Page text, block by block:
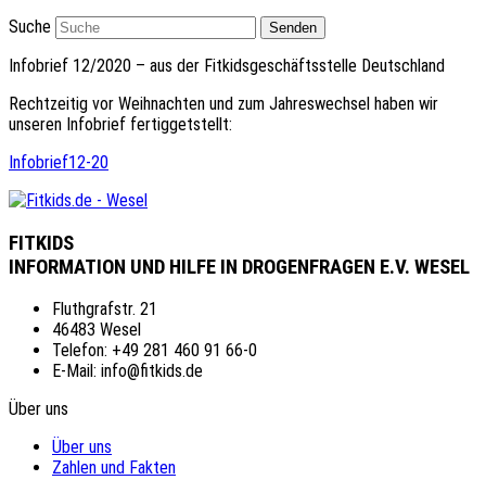
Suche
Senden
Infobrief 12/2020 – aus der Fitkidsgeschäftsstelle Deutschland
Rechtzeitig vor Weihnachten und zum Jahreswechsel haben wir
unseren Infobrief fertiggetstellt:
Infobrief12-20
FITKIDS
INFORMATION UND HILFE IN DROGENFRAGEN E.V. WESEL
Fluthgrafstr. 21
46483 Wesel
Telefon: +49 281 460 91 66-0
E-Mail: info@fitkids.de
Über uns
Über uns
Zahlen und Fakten